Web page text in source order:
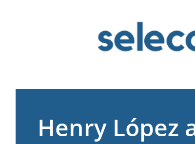
Henry López